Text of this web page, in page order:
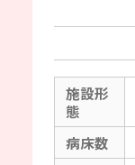
施設形
態
病床数